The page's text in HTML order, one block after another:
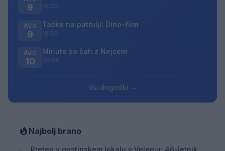
9 10:00
AVG
9
Tačke na patrulji: Dino-film
16:00
AVG
10
Minute za šah z Nejcem
09:00
Vsi dogodki →
Najbolj brano